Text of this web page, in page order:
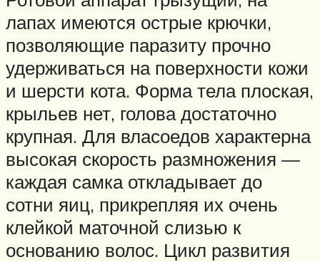
лапах имеются острые крючки,
позволяющие паразиту прочно
удерживаться на поверхности кожи
и шерсти кота. Форма тела плоская,
крыльев нет, голова достаточно
крупная. Для власоедов характерна
высокая скорость размножения —
каждая самка откладывает до
сотни яиц, прикрепляя их очень
клейкой маточной слизью к
основанию волос. Цикл развития